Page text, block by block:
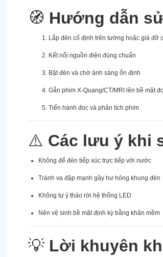
🧭 Hướng dẫn
Lắp đèn cố định trên tường hoặc giá đỡ
Kết nối nguồn điện đúng chuẩn
Bật đèn và chờ ánh sáng ổn định
Gắn phim X-Quang/CT/MRI lên bề mặt
Tiến hành đọc và phân tích phim
⚠️ Các lưu ý khi
Không để đèn tiếp xúc trực tiếp với nước
Tránh va đập mạnh gây hư hỏng khung đèn
Không tự ý tháo rời hệ thống LED
Nên vệ sinh bề mặt định kỳ bằng khăn mềm
💡 Lời khuyên